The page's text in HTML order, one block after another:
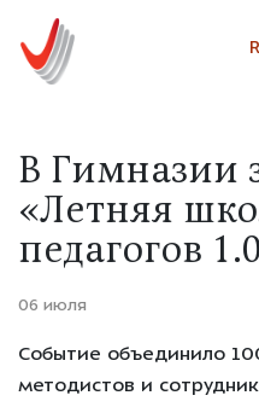
В Гимназии
«Летняя
педагогов
06 июля
Событие объединило
методистов и